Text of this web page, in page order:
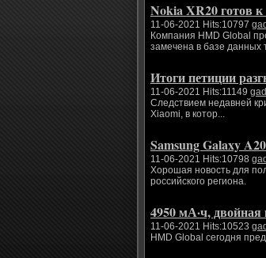
Nokia XR20 готов
11-06-2021 Hits:10797
Компания HMD Global
замечена в базе данных
Итоги петиции
11-06-2021 Hits:11149
Следствием недавней
Xiaomi, в котор...
Samsung Galaxy
11-06-2021 Hits:10798
Хорошая новость для
российского региона.
4950 мА·ч,
11-06-2021 Hits:10523
HMD Global сегодня